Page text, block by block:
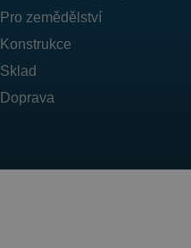
Pro zemědělství
Konstrukce
Sklad
Doprava